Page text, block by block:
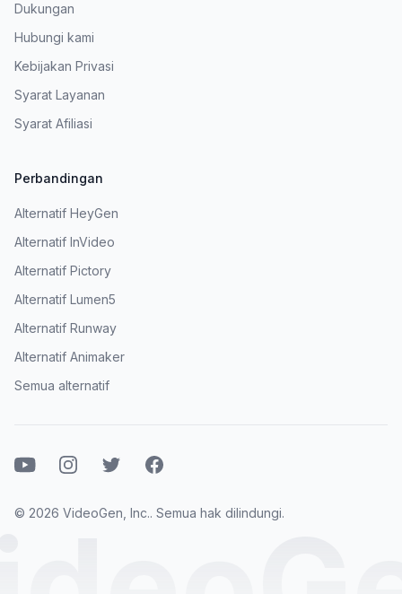
Dukungan
Hubungi kami
Kebijakan Privasi
Syarat Layanan
Syarat Afiliasi
Perbandingan
Alternatif HeyGen
Alternatif InVideo
Alternatif Pictory
Alternatif Lumen5
Alternatif Runway
Alternatif Animaker
Semua alternatif
YoutubeInstagramTwitterFacebook
© 2026 VideoGen, Inc.. Semua hak dilindungi.